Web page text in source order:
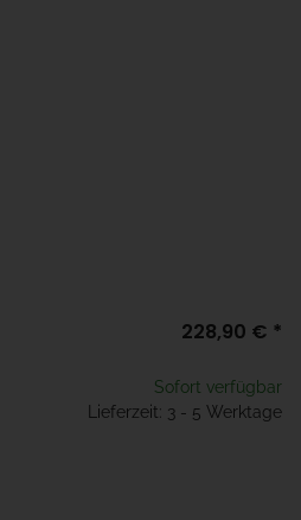
228,90 € *
Sofort verfügbar
Lieferzeit: 3 - 5 Werktage